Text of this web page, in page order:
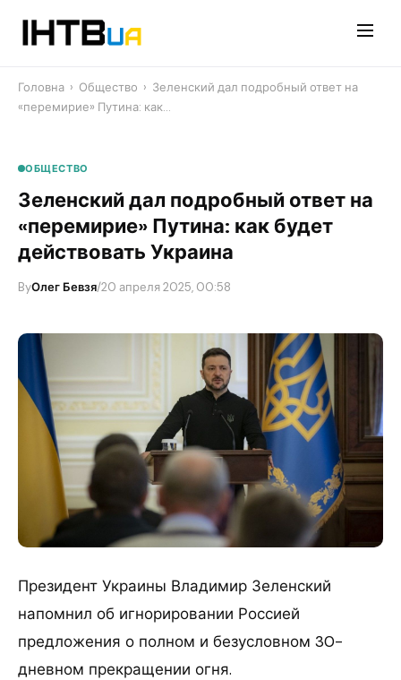
Головна › Общество › Зеленский дал подробный ответ на
«перемирие» Путина: как…
ОБЩЕСТВО
Зеленский дал подробный ответ на
«перемирие» Путина: как будет
действовать Украина
ByОлег Бевзя/20 апреля 2025, 00:58
Президент Украины Владимир Зеленский
напомнил об игнорировании Россией
предложения о полном и безусловном 30-
дневном прекращении огня.